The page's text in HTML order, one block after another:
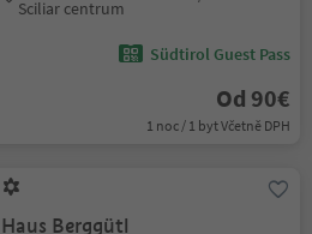
Sciliar centrum
Südtirol Guest Pass
Od 90€
1 noc / 1 byt Včetně DPH
Haus Berggütl